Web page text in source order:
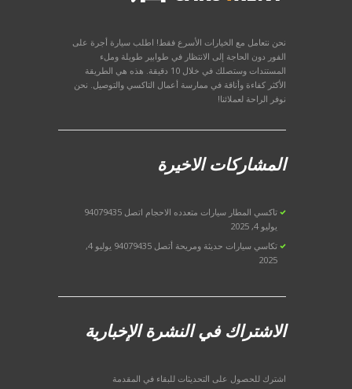
نحن نتعامل مع الخيارات الأسرع فقط! اطلب سيارة أجرة على
الفور دون الحاجة إلى الانتظار في طوابير طويلة وملء
المستندات وستصلك في خلال 10 دقيقة. هذه هي الطريقة
الأكثر كفاءة وأناقة في ممارسة أعمال التاكسي والتوصيل. نحن
نوفر الراحة لعملائنا!
المشاركات الاخيرة
تاكسي المطار سيارات متعدده الاحجام اتصل 94079435
يوليو 4, 2025
تكاسي سيارات حديثة ومريحة أتصل 94079435
يوليو 4,
2025
الاشتراك في النشرة الإخبارية
اشترك للحصول على التحديثات للبقاء في المقدمة